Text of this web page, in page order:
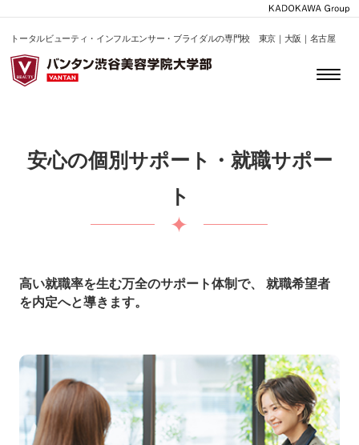
トータルビューティ・インフルエンサー・ブライダルの専門校 東京｜大阪｜名古屋
安心の個別サポート・就職サポー
ト
高い就職率を生む万全のサポート体制で、 就職希望者
を内定へと導きます。